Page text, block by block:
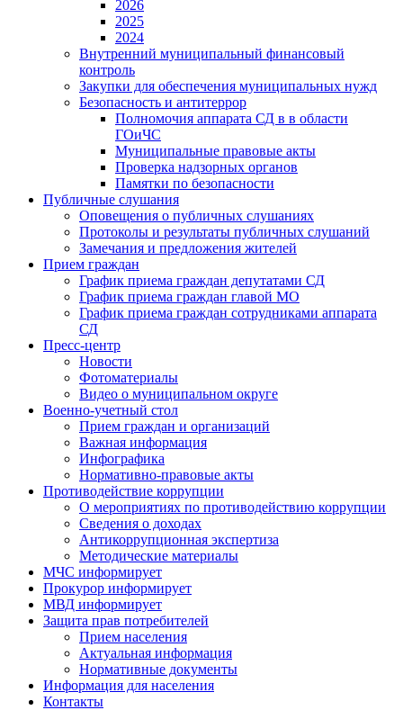
2026
2025
2024
Внутренний муниципальный финансовый
контроль
Закупки для обеспечения муниципальных нужд
Безопасность и антитеррор
Полномочия аппарата СД в в области
ГОиЧС
Муниципальные правовые акты
Проверка надзорных органов
Памятки по безопасности
Публичные слушания
Оповещения о публичных слушаниях
Протоколы и результаты публичных слушаний
Замечания и предложения жителей
Прием граждан
График приема граждан депутатами СД
График приема граждан главой МО
График приема граждан сотрудниками аппарата
СД
Пресс-центр
Новости
Фотоматериалы
Видео о муниципальном округе
Военно-учетный стол
Прием граждан и организаций
Важная информация
Инфографика
Нормативно-правовые акты
Противодействие коррупции
О мероприятиях по противодействию коррупции
Сведения о доходах
Антикоррупционная экспертиза
Методические материалы
МЧС информирует
Прокурор информирует
МВД информирует
Защита прав потребителей
Прием населения
Актуальная информация
Нормативные документы
Информация для населения
Контакты